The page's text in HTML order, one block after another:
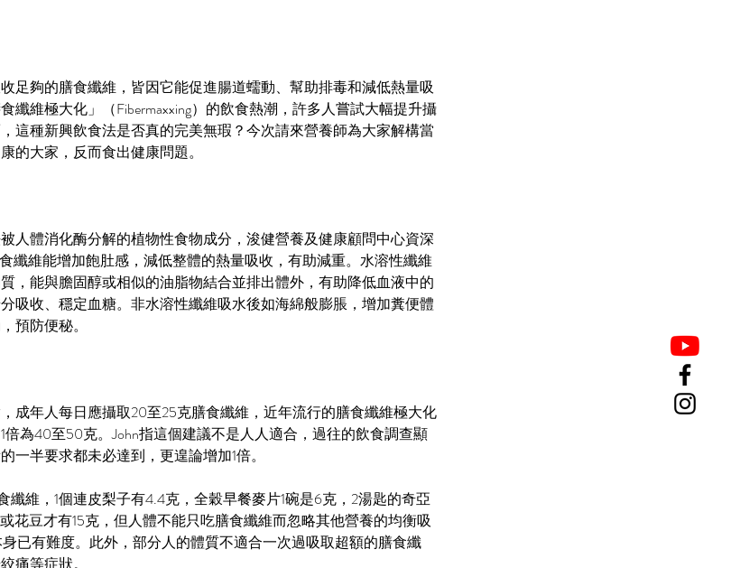
足夠的膳食纖維，皆因它能促進腸道蠕動、幫助排毒和減低熱量吸
纖維極大化」（Fibermaxxing）的飲食熱潮，許多人嘗試大幅提升攝
這種新興飲食法是否真的完美無瑕？今次請來營養師為大家解構當
的大家，反而食出健康問題。
人體消化酶分解的植物性食物成分，浚健營養及健康顧問中心資深
纖維能增加飽肚感，減低整體的熱量吸收，有助減重。水溶性纖維
，能與膽固醇或相似的油脂物結合並排出體外，有助降低血液中的
吸收、穩定血糖。非水溶性纖維吸水後如海綿般膨脹，增加糞便體
預防便秘。
成年人每日應攝取20至25克膳食纖維，近年流行的膳食纖維極大化
為40至50克。John指這個建議不是人人適合，過往的飲食調查顯
一半要求都未必達到，更遑論增加1倍。
纖維，1個連皮梨子有4.4克，全穀早餐麥片1碗是6克，2湯匙的奇亞
花豆才有15克，但人體不能只吃膳食纖維而忽略其他營養的均衡吸
已有難度。此外，部分人的體質不適合一次過吸取超額的膳食纖